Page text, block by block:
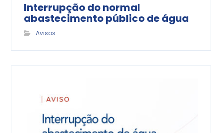
Interrupção do normal
abastecimento público de água
Avisos